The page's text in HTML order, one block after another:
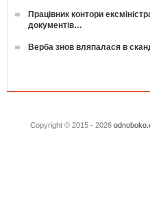
Працівник контори
документів…
Верба знов вляпалася в
Copyright © 2015 - 2026